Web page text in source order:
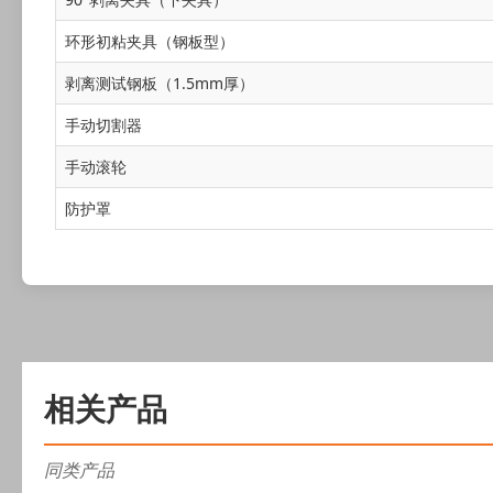
环形初粘夹具（钢板型）
剥离测试钢板（1.5mm厚）
手动切割器
手动滚轮
防护罩
相关产品
同类产品